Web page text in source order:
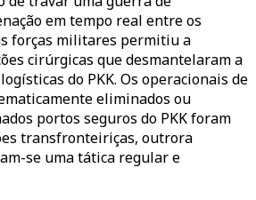
em tempo real entre os
forças militares permitiu a
cirúrgicas que desmantelaram a
do PKK. Os operacionais de
eliminados ou
portos seguros do PKK foram
transfronteiriças, outrora
se uma tática regular e